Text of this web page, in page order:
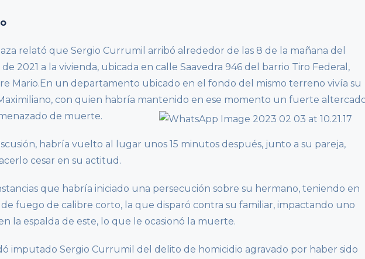
relató que Sergio Currumil arribó alrededor de las 8 de la mañana del
2021 a la vivienda, ubicada en calle Saavedra 946 del barrio Tiro Federal,
Mario.En un departamento ubicado en el fondo del mismo terreno vivía su
con quien habría mantenido en ese momento un fuerte
de muerte.
habría vuelto al lugar unos 15 minutos después, junto a su pareja,
cesar en su actitud.
que habría iniciado una persecución sobre su hermano, teniendo en
fuego de calibre corto, la que disparó contra su familiar, impactando uno
la espalda de este, lo que le ocasionó la muerte.
imputado Sergio Currumil del delito de homicidio agravado por haber sido